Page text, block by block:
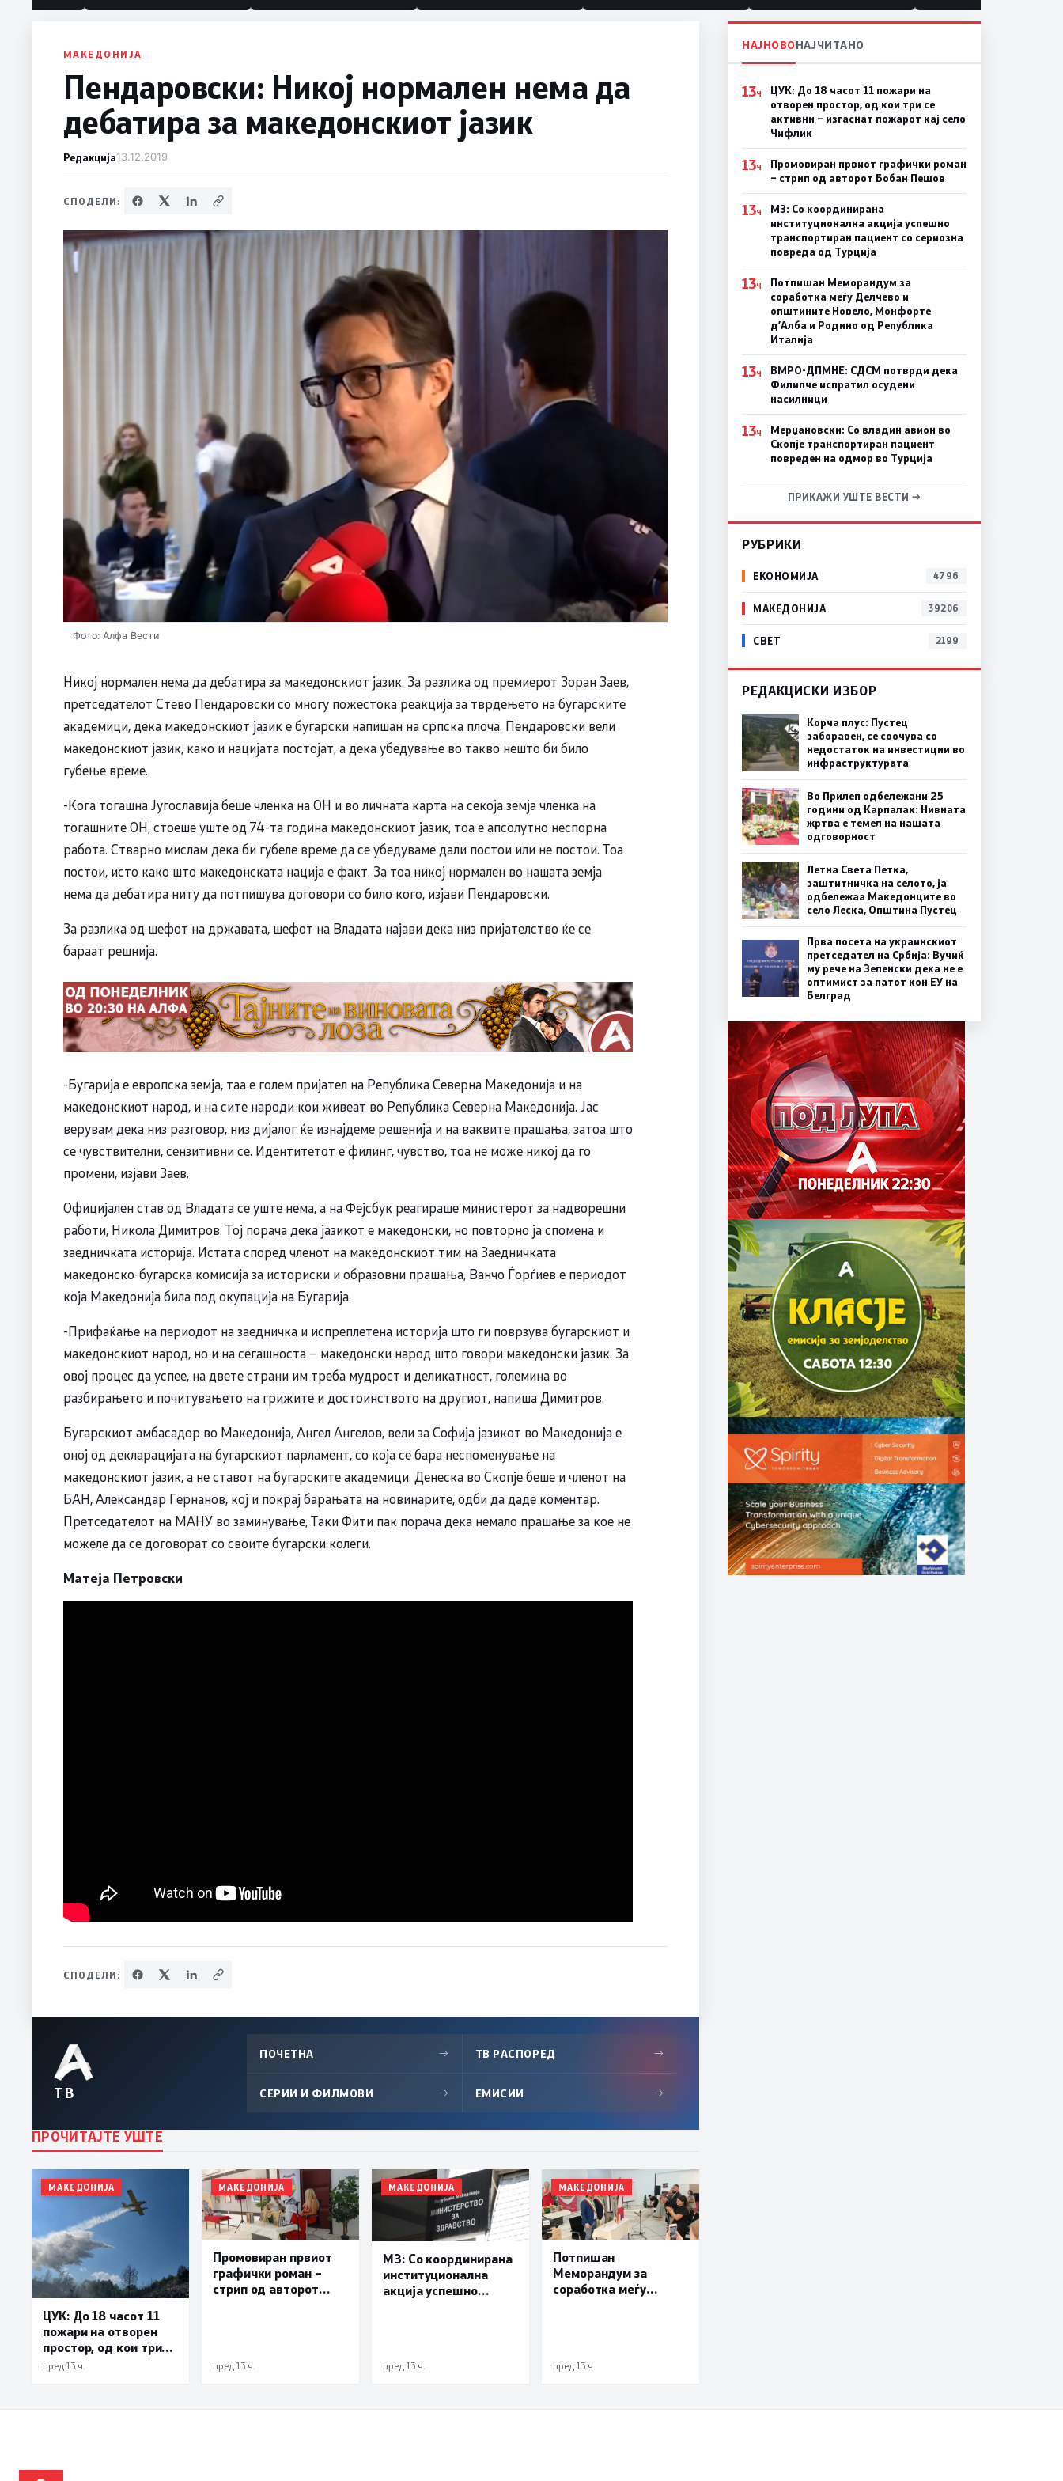
МАКЕДОНИЈА
Пендаровски: Никој нормален нема да
дебатира за македонскиот јазик
Редакција13.12.2019
СПОДЕЛИ:
Фото: Алфа Вести
Никој нормален нема да дебатира за македонскиот јазик. За разлика од премиерот Зоран Заев,
претседателот Стево Пендаровски со многу пожестока реакција за тврдењето на бугарските
академици, дека македонскиот јазик е бугарски напишан на српска плоча. Пендаровски вели
македонскиот јазик, како и нацијата постојат, а дека убедување во такво нешто би било
губење време.
-Кога тогашна Југославија беше членка на ОН и во личната карта на секоја земја членка на
тогашните ОН, стоеше уште од 74-та година македонскиот јазик, тоа е апсолутно неспорна
работа. Стварно мислам дека би губеле време да се убедуваме дали постои или не постои. Тоа
постои, исто како што македонската нација е факт. За тоа никој нормален во нашата земја
нема да дебатира ниту да потпишува договори со било кого, изјави Пендаровски.
За разлика од шефот на државата, шефот на Владата најави дека низ пријателство ќе се
бараат решнија.
-Бугарија е европска земја, таа е голем пријател на Република Северна Македонија и на
македонскиот народ, и на сите народи кои живеат во Република Северна Македонија. Јас
верувам дека низ разговор, низ дијалог ќе изнајдеме решенија и на ваквите прашања, затоа што
се чувствителни, сензитивни се. Идентитетот е филинг, чувство, тоа не може никој да го
промени, изјави Заев.
Официјален став од Владата се уште нема, а на Фејсбук реагираше министерот за надворешни
работи, Никола Димитров. Тој порача дека јазикот е македонски, но повторно ја спомена и
заедничката историја. Истата според членот на македонскиот тим на Заедничката
македонско-бугарска комисија за историски и образовни прашања, Ванчо Ѓорѓиев е периодот
која Македонија била под окупација на Бугарија.
-Прифаќање на периодот на заедничка и испреплетена историја што ги поврзува бугарскиот и
македонскиот народ, но и на сегашноста – македонски народ што говори македонски јазик. За
овој процес да успее, на двете страни им треба мудрост и деликатност, големина во
разбирањето и почитувањето на грижите и достоинството на другиот, напиша Димитров.
Бугарскиот амбасадор во Македонија, Ангел Ангелов, вели за Софија јазикот во Македонија е
оној од декларацијата на бугарскиот парламент, со која се бара неспоменување на
македонскиот јазик, а не ставот на бугарските академици. Денеска во Скопје беше и членот на
БАН, Александар Гернанов, кој и покрај барањата на новинарите, одби да даде коментар.
Претседателот на МАНУ во заминување, Таки Фити пак порача дека немало прашање за кое не
можеле да се договорат со своите бугарски колеги.
Матеја Петровски
СПОДЕЛИ:
ТВ
ПОЧЕТНА → ТВ РАСПОРЕД →
СЕРИИ И ФИЛМОВИ → ЕМИСИИ →
ПРОЧИТАЈТЕ УШТЕ
МАКЕДОНИЈА
ЦУК: До 18 часот 11
пожари на отворен
простор, од кои три
се активни – изгаснат
пред 13 ч.
МАКЕДОНИЈА
Промовиран првиот
графички роман –
стрип од авторот
пред 13 ч.
МАКЕДОНИЈА
МЗ: Со координирана
институционална
акција успешно
пред 13 ч.
МАКЕДОНИЈА
Потпишан
Меморандум за
соработка меѓу
пред 13 ч.
НАЈНОВОНАЈЧИТАНО
13Ч
ЦУК: До 18 часот 11 пожари на
отворен простор, од кои три се
активни – изгаснат пожарот кај село
Чифлик
13Ч
Промовиран првиот графички роман
– стрип од авторот Бобан Пешов
13Ч
МЗ: Со координирана
институционална акција успешно
транспортиран пациент со сериозна
повреда од Турција
13Ч
Потпишан Меморандум за
соработка меѓу Делчево и
општините Новело, Монфорте
д’Алба и Родино од Република
Италија
13Ч
ВМРО-ДПМНЕ: СДСM потврди дека
Филипче испратил осудени
насилници
13Ч
Мерџановски: Со владин авион во
Скопје транспортиран пациент
повреден на одмор во Турција
ПРИКАЖИ УШТЕ ВЕСТИ →
РУБРИКИ
ЕКОНОМИЈА 4796
МАКЕДОНИЈА 39206
СВЕТ 2199
РЕДАКЦИСКИ ИЗБОР
Корча плус: Пустец
заборавен, се соочува со
недостаток на инвестиции во
инфраструктурата
Во Прилеп одбележани 25
години од Карпалак: Нивната
жртва е темел на нашата
одговорност
Летна Света Петка,
заштитничка на селото, ја
одбележаа Македонците во
село Леска, Општина Пустец
Прва посета на украинскиот
претседател на Србија: Вучиќ
му рече на Зеленски дека не е
оптимист за патот кон ЕУ на
Белград